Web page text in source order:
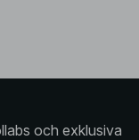
och exklusiva